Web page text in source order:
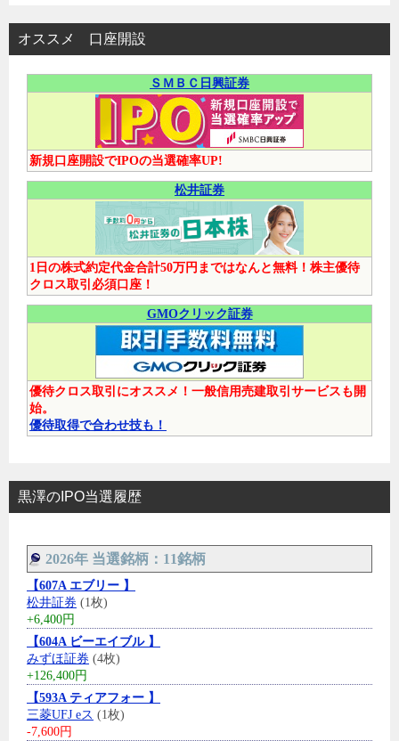
オススメ 口座開設
ＳＭＢＣ日興証券
新規口座開設でIPOの当選確率UP!
松井証券
1日の株式約定代金合計50万円まではなんと無料！株主優待
クロス取引必須口座！
GMOクリック証券
優待クロス取引にオススメ！一般信用売建取引サービスも開
始。
優待取得で合わせ技も！
黒澤のIPO当選履歴
2026年 当選銘柄：11銘柄
【607A エブリー 】
松井証券 (1枚)
+6,400円
【604A ビーエイブル 】
みずほ証券 (4枚)
+126,400円
【593A ティアフォー 】
三菱UFJ eス (1枚)
-7,600円